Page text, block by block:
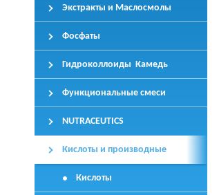
Экстракты и Маслосмолы
Фосфаты
Гидроколлоиды Камедь
Функциональные смеси
NUTRACEUTICS
Кислоты и производные
Кислоты